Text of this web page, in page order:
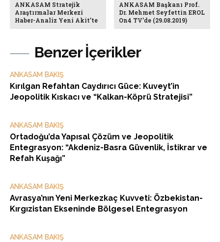
Benzer İçerikler
ANKASAM BAKIŞ
Kırılgan Refahtan Caydırıcı Güce: Kuveyt’in
Jeopolitik Kıskacı ve “Kalkan-Köprü Stratejisi”
ANKASAM BAKIŞ
Ortadoğu’da Yapısal Çözüm ve Jeopolitik
Entegrasyon: “Akdeniz-Basra Güvenlik, İstikrar ve
Refah Kuşağı”
ANKASAM BAKIŞ
Avrasya’nın Yeni Merkezkaç Kuvveti: Özbekistan-
Kırgızistan Ekseninde Bölgesel Entegrasyon
ANKASAM BAKIŞ
ANKASAM Stratejik
Araştırmalar Merkezi
Haber-Analiz Yeni Akit’te
ANKASAM Başkanı Prof.
Dr. Mehmet Seyfettin EROL
On4 TV’de (29.08.2019)